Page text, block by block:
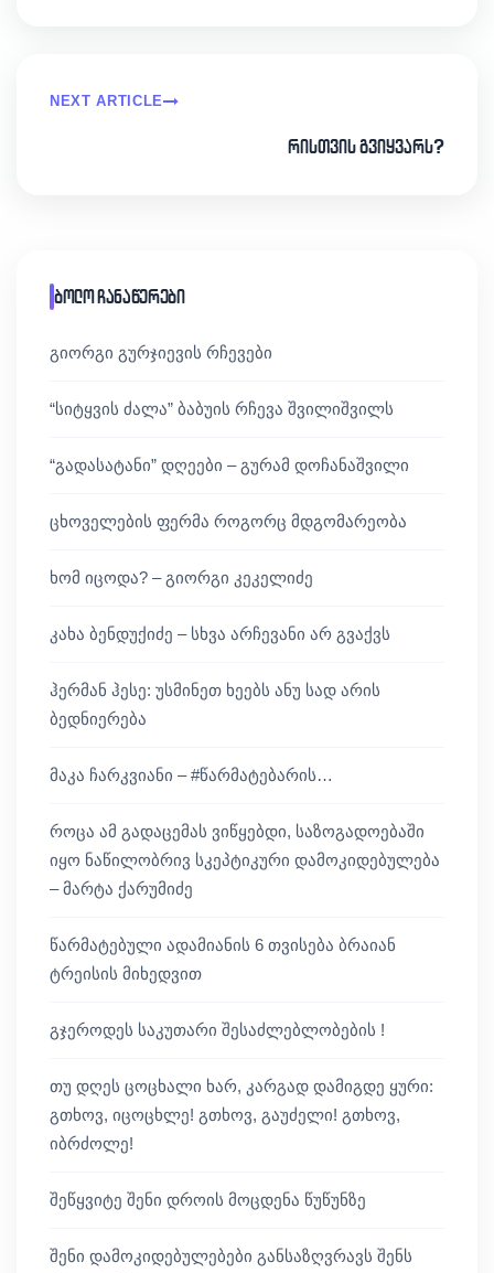
NEXT ARTICLE
რისთვის გვიყვარს?
ბოლო ჩანაწერები
გიორგი გურჯიევის რჩევები
“სიტყვის ძალა” ბაბუის რჩევა შვილიშვილს
“გადასატანი” დღეები – გურამ დოჩანაშვილი
ცხოველების ფერმა როგორც მდგომარეობა
ხომ იცოდა? – გიორგი კეკელიძე
კახა ბენდუქიძე – სხვა არჩევანი არ გვაქვს
ჰერმან ჰესე: უსმინეთ ხეებს ანუ სად არის
ბედნიერება
მაკა ჩარკვიანი – #წარმატებარის…
როცა ამ გადაცემას ვიწყებდი, საზოგადოებაში
იყო ნაწილობრივ სკეპტიკური დამოკიდებულება
– მარტა ქარუმიძე
წარმატებული ადამიანის 6 თვისება ბრაიან
ტრეისის მიხედვით
გჯეროდეს საკუთარი შესაძლებლობების !
თუ დღეს ცოცხალი ხარ, კარგად დამიგდე ყური:
გთხოვ, იცოცხლე! გთხოვ, გაუძელი! გთხოვ,
იბრძოლე!
შეწყვიტე შენი დროის მოცდენა წუწუნზე
შენი დამოკიდებულებები განსაზღვრავს შენს